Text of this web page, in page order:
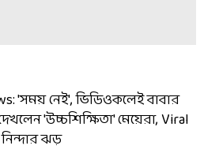
'সময় নেই', ভিডিওকলেই বাবার
'উচ্চশিক্ষিতা' মেয়েরা, Viral
ঝড়